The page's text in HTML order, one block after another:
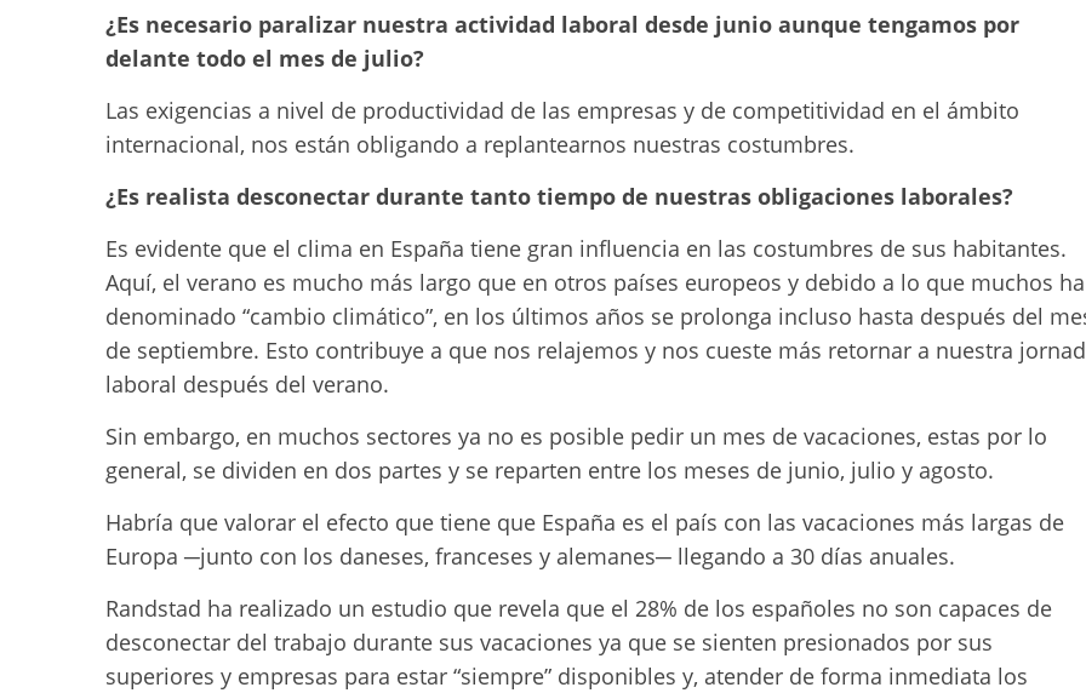
¿Es necesario paralizar nuestra actividad laboral desde junio aunque tengamos por
delante todo el mes de julio?
Las exigencias a nivel de productividad de las empresas y de competitividad en el ámbito
internacional, nos están obligando a replantearnos nuestras costumbres.
¿Es realista desconectar durante tanto tiempo de nuestras obligaciones laborales?
Es evidente que el clima en España tiene gran influencia en las costumbres de sus habitantes.
Aquí, el verano es mucho más largo que en otros países europeos y debido a lo que muchos
denominado “cambio climático”, en los últimos años se prolonga incluso hasta después del
de septiembre. Esto contribuye a que nos relajemos y nos cueste más retornar a nuestra
laboral después del verano.
Sin embargo, en muchos sectores ya no es posible pedir un mes de vacaciones, estas por lo
general, se dividen en dos partes y se reparten entre los meses de junio, julio y agosto.
Habría que valorar el efecto que tiene que España es el país con las vacaciones más largas de
Europa ─junto con los daneses, franceses y alemanes─ llegando a 30 días anuales.
Randstad ha realizado un estudio que revela que el 28% de los españoles no son capaces de
desconectar del trabajo durante sus vacaciones ya que se sienten presionados por sus
superiores y empresas para estar “siempre” disponibles y, atender de forma inmediata los